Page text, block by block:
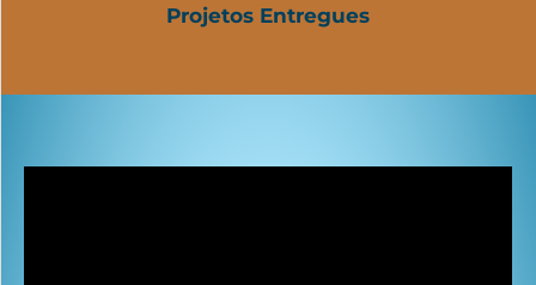
Projetos Entregues